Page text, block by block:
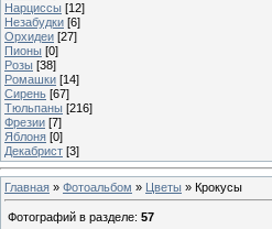
Нарциссы [12]
Незабудки [6]
Орхидеи [27]
Пионы [0]
Розы [38]
Ромашки [14]
Сирень [67]
Тюльпаны [216]
Фрезии [7]
Яблоня [0]
Декабрист [3]
Главная » Фотоальбом » Цветы » Крокусы
Фотографий в разделе: 57